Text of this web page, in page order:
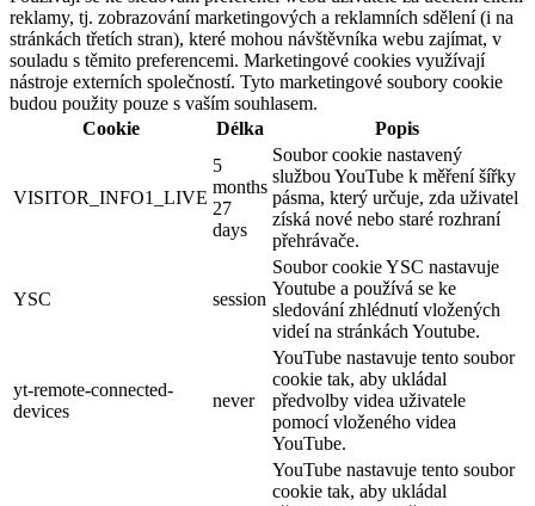
reklamy, tj. zobrazování marketingových a reklamních sdělení (i na
stránkách třetích stran), které mohou návštěvníka webu zajímat, v
souladu s těmito preferencemi. Marketingové cookies využívají
nástroje externích společností. Tyto marketingové soubory cookie
budou použity pouze s vaším souhlasem.
Cookie
Délka Popis
VISITOR_INFO1_LIVE
5
months
27
days
Soubor cookie nastavený
službou YouTube k měření šířky
pásma, který určuje, zda uživatel
získá nové nebo staré rozhraní
přehrávače.
YSC session
Soubor cookie YSC nastavuje
Youtube a používá se ke
sledování zhlédnutí vložených
videí na stránkách Youtube.
yt-remote-connected-
devices
never
YouTube nastavuje tento soubor
cookie tak, aby ukládal
předvolby videa uživatele
pomocí vloženého videa
YouTube.
YouTube nastavuje tento soubor
cookie tak, aby ukládal